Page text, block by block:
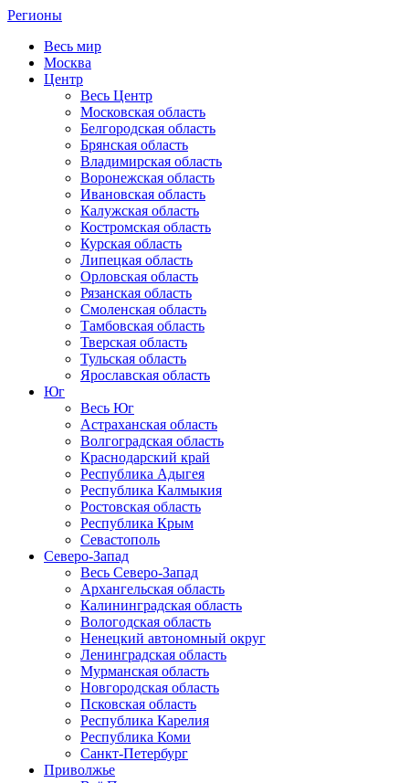
Регионы
Весь мир
Москва
Центр
Весь Центр
Московская область
Белгородская область
Брянская область
Владимирская область
Воронежская область
Ивановская область
Калужская область
Костромская область
Курская область
Липецкая область
Орловская область
Рязанская область
Смоленская область
Тамбовская область
Тверская область
Тульская область
Ярославская область
Юг
Весь Юг
Астраханская область
Волгоградская область
Краснодарский край
Республика Адыгея
Республика Калмыкия
Ростовская область
Республика Крым
Севастополь
Северо-Запад
Весь Северо-Запад
Архангельская область
Калининградская область
Вологодская область
Ненецкий автономный округ
Ленинградская область
Мурманская область
Новгородская область
Псковская область
Республика Карелия
Республика Коми
Санкт-Петербург
Приволжье